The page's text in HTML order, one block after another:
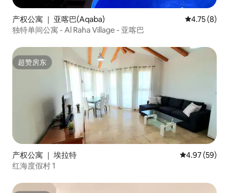
产权公寓 ｜ 亚喀巴(Aqaba) 平均评分
4.75 (8)
独特单间公寓 - Al Raha Village - 亚喀巴
超赞房东
超赞房东
产权公寓 ｜ 埃拉特 平均评分
4.97 (59)
红海度假村 1